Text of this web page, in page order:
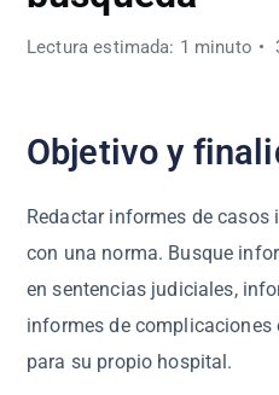
Lectura estimada: 1 minuto
Objetivo y
Redactar informes de casos
con una norma. Busque
en sentencias judiciales,
informes de complicaciones
para su propio hospital.